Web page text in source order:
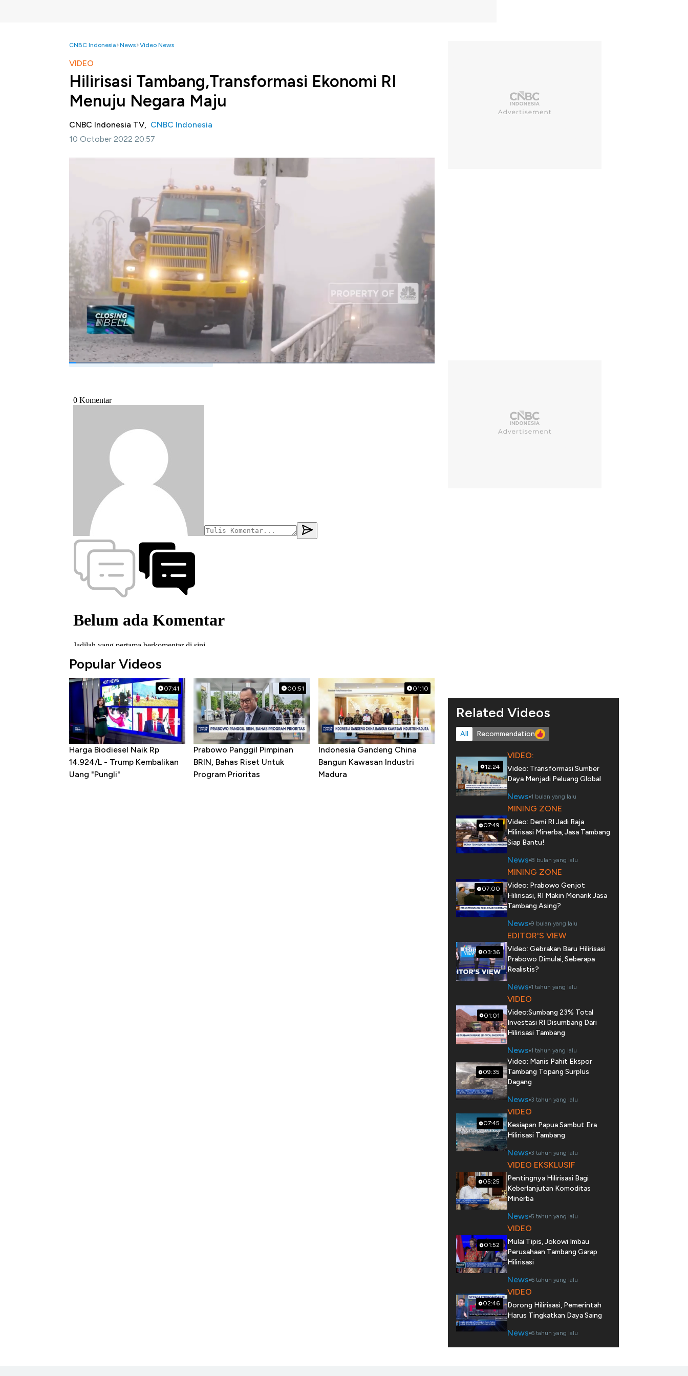
CNBC Indonesia News Video News
VIDEO
Hilirisasi Tambang,Transformasi Ekonomi RI
Menuju Negara Maju
CNBC Indonesia TV, CNBC Indonesia
10 October 2022 20:57
Pemerintah mendorong aktivitas industrialisasi secara konsisten di
pertambangan lewat skema hilirisasi. Hilirisasi menjadi kebijakan negara berkembang bertransformasi
negara maju. Lewat hilirisasi, Indonesia bisa menggencarkan industri berkelanjutan yang memiliki
imbas besar pada pertumbuhan ekonomi, Sebagai penutup rangkaian Orasi Ilmiah, PT Freeport
Indonesia bersama Kementerian Investasi menyambangi Universitas Hasanudin di Sulawesi Selatan.
Pemilihan Makassar sebagai lokasi terakhir tak lepas dari posisi dan peran strategis Makassar yang
merupakan pintu masuk kawasan Timur Indonesia.
Simak liputan Jurnalis CNBC Indonesia Mira Rachmalia dan juru kamera Ridwan Hakiki dalam program
Closing Bell di CNBC Indonesia (Senin, 10/10/2022) berikut ini.
Bagikan:
#hilirisasi #tambang #ekonomi ri
Popular Videos
07:41
Harga Biodiesel Naik Rp
14.924/L - Trump Kembalikan
Uang "Pungli"
00:51
Prabowo Panggil Pimpinan
BRIN, Bahas Riset Untuk
Program Prioritas
01:10
Indonesia Gandeng China
Bangun Kawasan Industri
Madura
Related Videos
All Recommendation
12:24
VIDEO:
Video: Transformasi Sumber
Daya Menjadi Peluang Global
News 1 bulan yang lalu
07:49
MINING ZONE
Video: Demi RI Jadi Raja
Hilirisasi Minerba, Jasa Tambang
Siap Bantu!
News 8 bulan yang lalu
07:00
MINING ZONE
Video: Prabowo Genjot
Hilirisasi, RI Makin Menarik Jasa
Tambang Asing?
News 9 bulan yang lalu
03:36
EDITOR'S VIEW
Video: Gebrakan Baru Hilirisasi
Prabowo Dimulai, Seberapa
Realistis?
News 1 tahun yang lalu
01:01
VIDEO
Video:Sumbang 23% Total
Investasi RI Disumbang Dari
Hilirisasi Tambang
News 1 tahun yang lalu
09:35
Video: Manis Pahit Ekspor
Tambang Topang Surplus
Dagang
News 3 tahun yang lalu
07:45
VIDEO
Kesiapan Papua Sambut Era
Hilirisasi Tambang
News 3 tahun yang lalu
05:25
VIDEO EKSKLUSIF
Pentingnya Hilirisasi Bagi
Keberlanjutan Komoditas
Minerba
News 5 tahun yang lalu
01:52
VIDEO
Mulai Tipis, Jokowi Imbau
Perusahaan Tambang Garap
Hilirisasi
News 6 tahun yang lalu
02:46
VIDEO
Dorong Hilirisasi, Pemerintah
Harus Tingkatkan Daya Saing
News 6 tahun yang lalu